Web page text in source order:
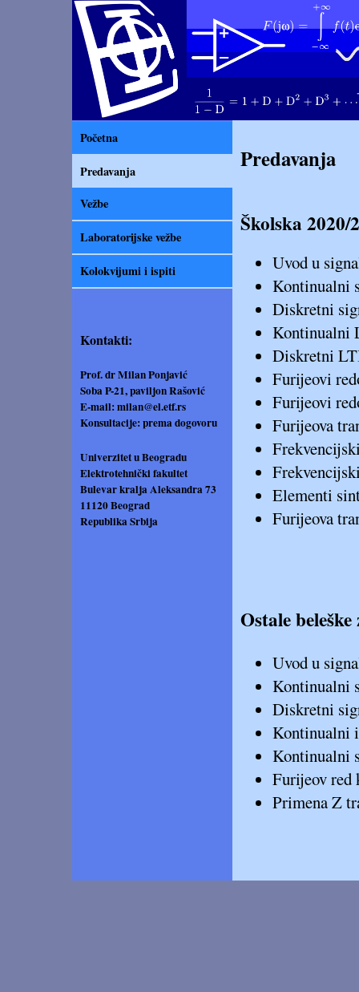
Početna
Predavanja
Vežbe
Laboratorijske vežbe
Kolokvijumi i ispiti
Kontakti:
Prof. dr Milan Ponjavić
Soba P-21, paviljon Rašović
E-mail:milan@el.etf.rs
Konsultacije: prema dogovoru
Univerzitet u Beogradu
Elektrotehnički fakultet
Bulevar kralja Aleksandra 73
11120 Beograd
Republika Srbija
Predavanja
Školska 2020/
Uvod u
Kontinualni
Diskretni
Kontinualni
Diskretni
Furijeovi
Furijeovi
Furijeova
Elementi
Furijeova
Ostale
Uvod u
Kontinualni
Diskretni
Kontinualni
Kontinualni
Furijeov red
Primena Z